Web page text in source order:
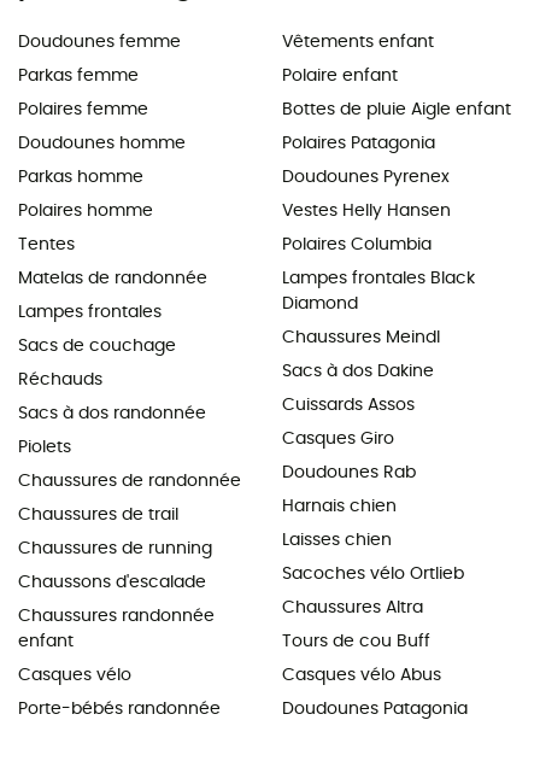
Doudounes femme
Parkas femme
Polaires femme
Doudounes homme
Parkas homme
Polaires homme
Tentes
Matelas de randonnée
Lampes frontales
Sacs de couchage
Réchauds
Sacs à dos randonnée
Piolets
Chaussures de randonnée
Chaussures de trail
Chaussures de running
Chaussons d'escalade
Chaussures randonnée
enfant
Casques vélo
Porte-bébés randonnée
Vêtements enfant
Polaire enfant
Bottes de pluie Aigle enfant
Polaires Patagonia
Doudounes Pyrenex
Vestes Helly Hansen
Polaires Columbia
Lampes frontales Black
Diamond
Chaussures Meindl
Sacs à dos Dakine
Cuissards Assos
Casques Giro
Doudounes Rab
Harnais chien
Laisses chien
Sacoches vélo Ortlieb
Chaussures Altra
Tours de cou Buff
Casques vélo Abus
Doudounes Patagonia